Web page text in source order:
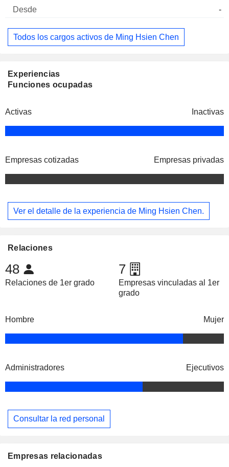
-
Todos los cargos activos de Ming Hsien Chen
Experiencias
Funciones ocupadas
Activas Inactivas
Empresas cotizadas Empresas privadas
Ver el detalle de la experiencia de Ming Hsien Chen.
Relaciones
48
Relaciones de 1er grado
7
Empresas vinculadas al 1er
grado
Hombre Mujer
Administradores Ejecutivos
Consultar la red personal
Empresas relacionadas